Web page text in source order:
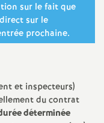
s
E
n
s
sur le fait que
sur le
prochaine.
et inspecteurs)
du contrat
déterminée